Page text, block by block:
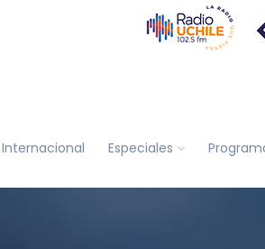
Internacional Especiales